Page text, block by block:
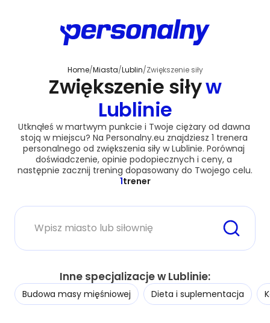
Home/Miasta/Lublin/Zwiększenie siły
Zwiększenie siływ
Lublinie
Utknąłeś w martwym punkcie i Twoje ciężary od dawna
stoją w miejscu? Na Personalny.eu znajdziesz 1 trenera
personalnego od zwiększenia siły w Lublinie. Porównaj
doświadczenie, opinie podopiecznych i ceny, a
następnie zacznij trening dopasowany do Twojego celu.
1trener
Miasto lub siłownia
Inne specjalizacje w Lublinie:
Budowa masy mięśniowej Dieta i suplementacja